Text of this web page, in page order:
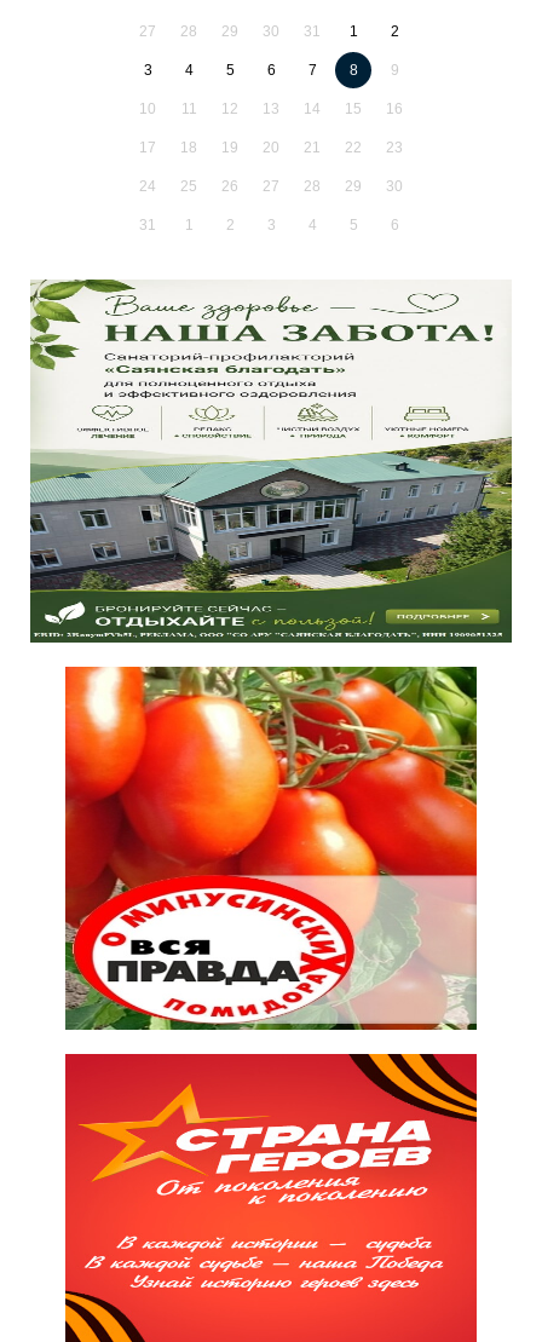
27 28 29 30 31 1 2
3 4 5 6 7 8 9
10 11 12 13 14 15 16
17 18 19 20 21 22 23
24 25 26 27 28 29 30
31 1 2 3 4 5 6